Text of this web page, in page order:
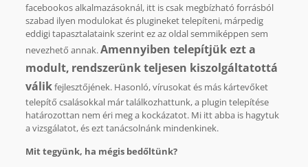
facebookos alkalmazásoknál, itt is csak megbízható forrásból
szabad ilyen modulokat és plugineket telepíteni, márpedig
eddigi tapasztalataink szerint ez az oldal semmiképpen sem
nevezhető annak.Amennyiben telepítjük ezt a
modult, rendszerünk teljesen kiszolgáltatottá
válikfejlesztőjének. Hasonló, vírusokat és más kártevőket
telepítő csalásokkal már találkozhattunk, a plugin telepítése
határozottan nem éri meg a kockázatot. Mi itt abba is hagytuk
a vizsgálatot, és ezt tanácsolnánk mindenkinek.
Mit tegyünk, ha mégis bedőltünk?